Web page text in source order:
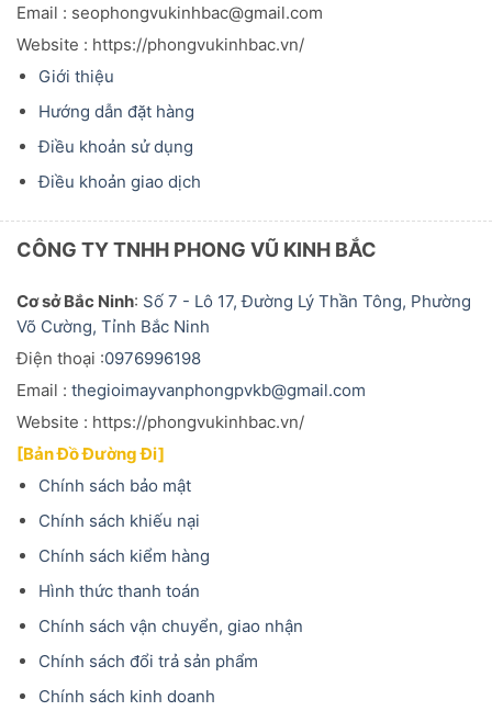
Email : seophongvukinhbac@gmail.com
Website : https://phongvukinhbac.vn/
Giới thiệu
Hướng dẫn đặt hàng
Điều khoản sử dụng
Điều khoản giao dịch
CÔNG TY TNHH PHONG VŨ KINH BẮC
Cơ sở Bắc Ninh: Số 7 - Lô 17, Đường Lý Thần Tông, Phường
Võ Cường, Tỉnh Bắc Ninh
Điện thoại :0976996198
Email : thegioimayvanphongpvkb@gmail.com
Website : https://phongvukinhbac.vn/
[Bản Đồ Đường Đi]
Chính sách bảo mật
Chính sách khiếu nại
Chính sách kiểm hàng
Hình thức thanh toán
Chính sách vận chuyển, giao nhận
Chính sách đổi trả sản phẩm
Chính sách kinh doanh